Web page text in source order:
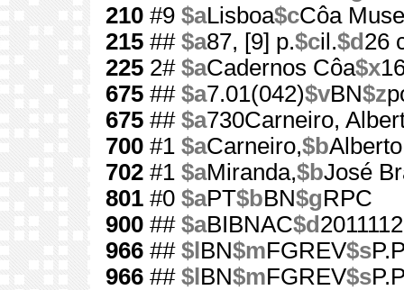
210 #9 $aLisboa$cCôa
215 ## $a87, [9] p.$cil.$d 26
225 2# $aCadernos Côa$x
675 ## $a7.01(042)$vBN$z
675 ## $a730Carneiro,
700 #1 $aCarneiro,$b
702 #1 $aMiranda,$bJosé
801 #0 $aPT$bBN$gRPC
900 ## $aBIBNAC$d
966 ## $l BN$mFGREV$s
966 ## $l BN$mFGREV$s